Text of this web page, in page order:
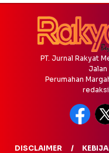
PT. Jurnal Rakyat
Jalan
Perumahan
DISCLAIMER